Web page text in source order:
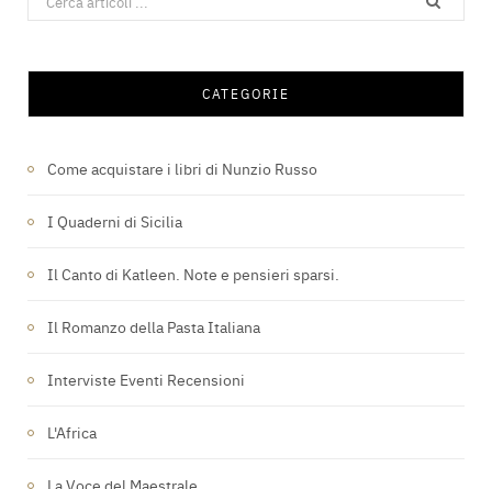
for:
CATEGORIE
Come acquistare i libri di Nunzio Russo
I Quaderni di Sicilia
Il Canto di Katleen. Note e pensieri sparsi.
Il Romanzo della Pasta Italiana
Interviste Eventi Recensioni
L'Africa
La Voce del Maestrale